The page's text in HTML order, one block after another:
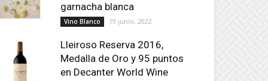
garnacha blanca
Vino Blanco 19 junio, 2022
Lleiroso Reserva 2016,
Medalla de Oro y 95 puntos
en Decanter World Wine